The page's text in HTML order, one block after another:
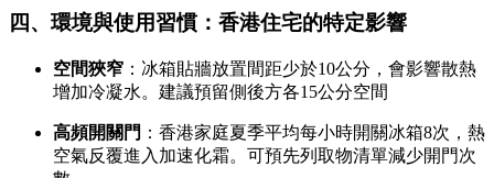
四、環境與使用習慣：香港住宅的特定影響
空間狹窄 ：冰箱貼牆放置間距少於10公分，會影響散熱
增加冷凝水。建議預留側後方各15公分空間
高頻開關門 ：香港家庭夏季平均每小時開關冰箱8次，熱
空氣反覆進入加速化霜。可預先列取物清單減少開門次